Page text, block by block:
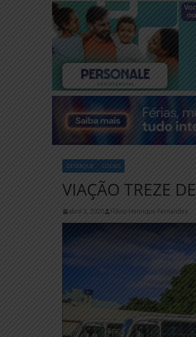
DESTAQUE LOCAIS
VIAÇÃO TREZE
abril 3, 2020 Flávio Henrique Fernandes